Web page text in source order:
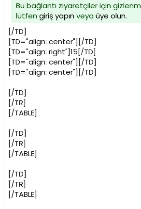
Bu bağlantı ziyaretçiler için
lütfen giriş yapınveya üye olun.
[/TD]
[TD="align: center"][/TD]
[TD="align: right"]15[/TD]
[TD="align: center"][/TD]
[TD="align: center"][/TD]
[/TD]
[/TR]
[/TABLE]
[/TD]
[/TR]
[/TABLE]
[/TD]
[/TR]
[/TABLE]